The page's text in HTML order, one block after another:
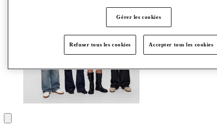
Gérer les cookies
Refuser tous les cookies Accepter tous les cookies